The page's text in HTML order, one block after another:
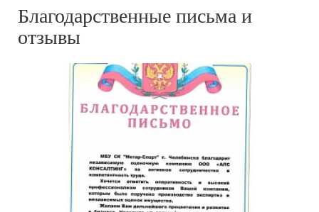
Благодарственные письма и
отзывы